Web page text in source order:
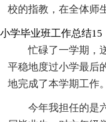
校的指教，在全体师
小学毕业班工作总结15
忙碌了一学期，
平稳地度过小学最后
地完成了本学期工作。
今年我担任的是